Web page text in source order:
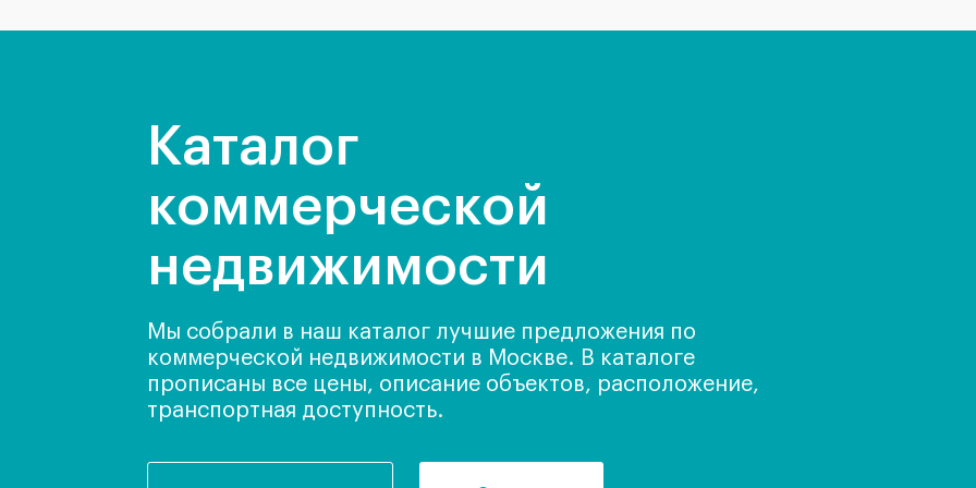
Каталог
коммерческой
недвижимости
Мы собрали в наш каталог лучшие предложения по
коммерческой недвижимости в Москве. В каталоге
прописаны все цены, описание объектов, расположение,
транспортная доступность.